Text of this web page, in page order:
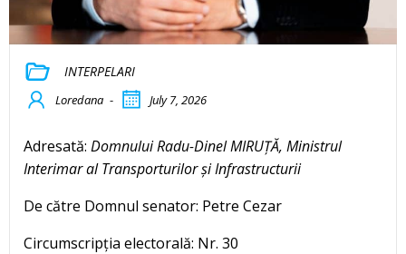
INTERPELARI
Loredana - July 7, 2026
Adresată: Domnului Radu-Dinel MIRUȚĂ, Ministrul
Interimar al Transporturilor și Infrastructurii
De către Domnul senator: Petre Cezar
Circumscripția electorală: Nr. 30